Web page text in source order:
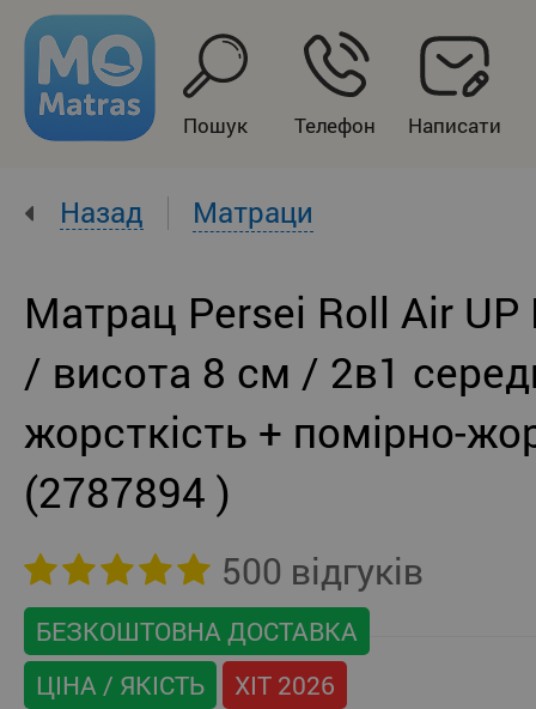
Пошук Телефон Написати
Назад Матраци
Матрац Persei Roll Air UP
/ висота 8 см / 2в1
жорсткість + помірно-
(2787894 )
500 відгуків
БЕЗКОШТОВНА ДОСТАВКА
ЦІНА / ЯКІСТЬ
ХІТ 2026